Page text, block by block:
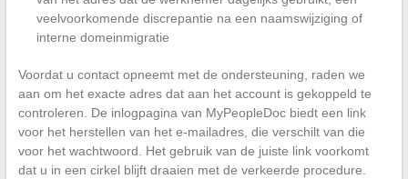
veelvoorkomende discrepantie na een naamswijziging of
interne domeinmigratie
Voordat u contact opneemt met de ondersteuning, raden we
aan om het exacte adres dat aan het account is gekoppeld te
controleren. De inlogpagina van MyPeopleDoc biedt een link
voor het herstellen van het e-mailadres, die verschilt van die
voor het wachtwoord. Het gebruik van de juiste link voorkomt
dat u in een cirkel blijft draaien met de verkeerde procedure.